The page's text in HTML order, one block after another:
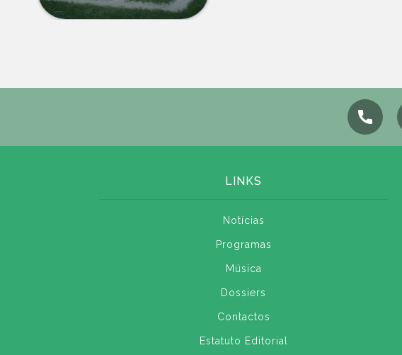
LINKS
Notícias
Programas
Música
Dossiers
Contactos
Estatuto Editorial